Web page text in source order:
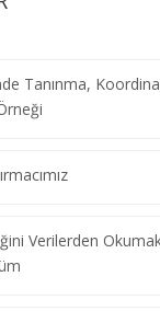
Tanınma,
Verilerden